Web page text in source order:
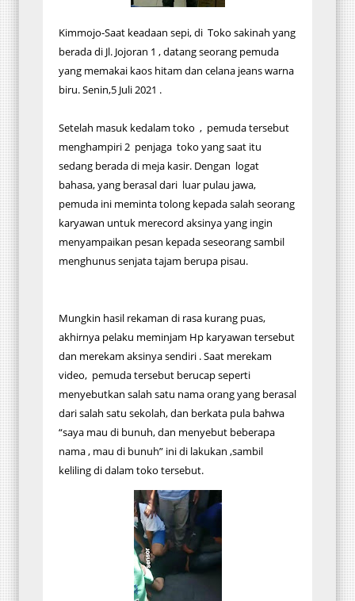
Kimmojo-Saat keadaan sepi, di Toko sakinah yang
berada di Jl. Jojoran 1 , datang seorang pemuda
yang memakai kaos hitam dan celana jeans warna
biru. Senin,5 Juli 2021 .
Setelah masuk kedalam toko , pemuda tersebut
menghampiri 2 penjaga toko yang saat itu
sedang berada di meja kasir. Dengan logat
bahasa, yang berasal dari luar pulau jawa,
pemuda ini meminta tolong kepada salah seorang
karyawan untuk merecord aksinya yang ingin
menyampaikan pesan kepada seseorang sambil
menghunus senjata tajam berupa pisau.
Mungkin hasil rekaman di rasa kurang puas,
akhirnya pelaku meminjam Hp karyawan tersebut
dan merekam aksinya sendiri . Saat merekam
video, pemuda tersebut berucap seperti
menyebutkan salah satu nama orang yang berasal
dari salah satu sekolah, dan berkata pula bahwa
“saya mau di bunuh, dan menyebut beberapa
nama , mau di bunuh” ini di lakukan ,sambil
keliling di dalam toko tersebut.